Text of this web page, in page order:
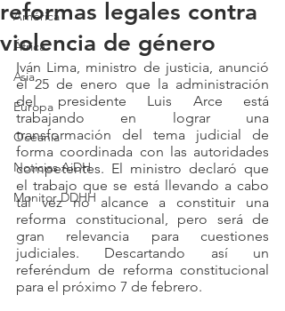
América
África
Asia
Europa
Oceanía
Noticias AiDH
Monitor DDHH
reformas legales contra
violencia de género
Iván Lima, ministro de justicia, anunció
el 25 de enero que la administración
del presidente Luis Arce está
trabajando en lograr una
transformación del tema judicial de
forma coordinada con las autoridades
competentes. El ministro declaró que
el trabajo que se está llevando a cabo
tal vez no alcance a constituir una
reforma constitucional, pero será de
gran relevancia para cuestiones
judiciales. Descartando así un
referéndum de reforma constitucional
para el próximo 7 de febrero.